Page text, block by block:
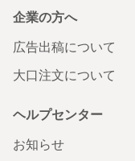
企業の方へ
広告出稿について
大口注文について
ヘルプセンター
お知らせ